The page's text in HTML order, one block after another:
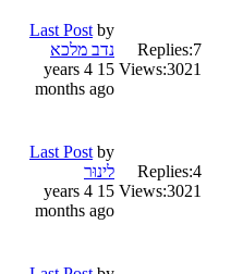
Replies:7
Views:3021
Last Post by
נדב מלכא
15 years 4
months ago
Replies:4
Views:3021
Last Post by
לינוּר
15 years 4
months ago